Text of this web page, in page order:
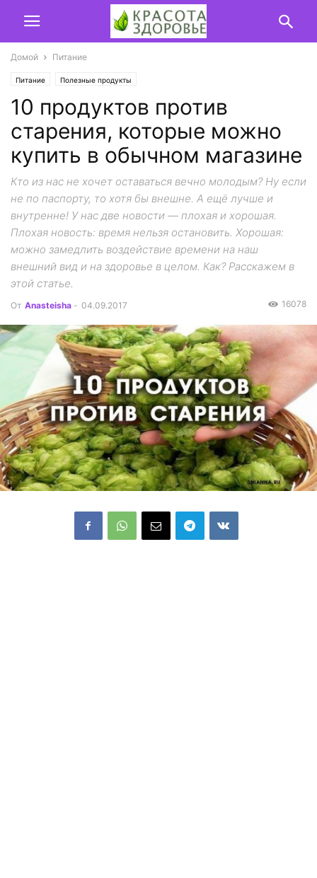
Домой Питание
Питание Полезные продукты
10 продуктов против
старения, которые можно
купить в обычном магазине
Кто из нас не хочет оставаться вечно молодым? Ну если
не по паспорту, то хотя бы внешне. А ещё лучше и
внутренне! У нас две новости — плохая и хорошая.
Плохая новость: время нельзя остановить. Хорошая:
можно замедлить воздействие времени на наш
внешний вид и на здоровье в целом. Как? Расскажем в
этой статье.
От Anasteisha - 04.09.2017 16078